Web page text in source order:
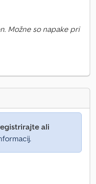
Možne so napake pri
ali